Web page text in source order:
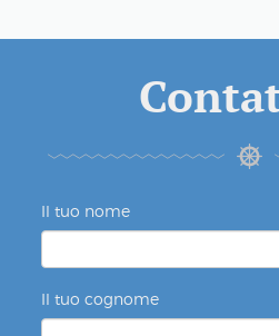
Il tuo nome
Il tuo cognome